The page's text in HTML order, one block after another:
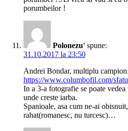
porumbeilor !
Polonezu' spune:
31.10.2017 la 23:50
Andrei Bondar, multiplu campion:
https://www.columbofil.com/
In a 3-a fotografie se poate
unde creste iarba.
Spanioale, asa cum ne-ai
rahat(romanesc, nu turcesc)…